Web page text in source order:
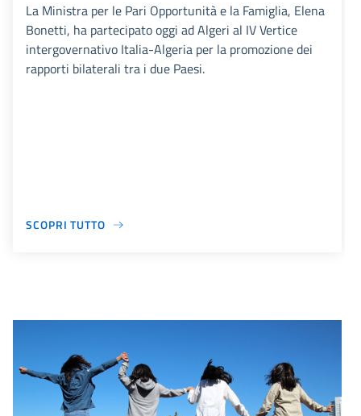
La Ministra per le Pari Opportunità e la Famiglia, Elena
Bonetti, ha partecipato oggi ad Algeri al IV Vertice
intergovernativo Italia-Algeria per la promozione dei
rapporti bilaterali tra i due Paesi.
SCOPRI TUTTO